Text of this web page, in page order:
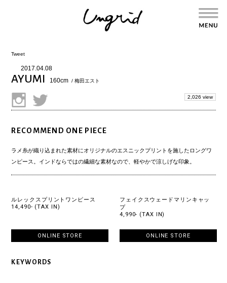
Tweet
2017.04.08
AYUMI 160cm / 梅田エスト
2,026 view
RECOMMEND ONE PIECE
ラメ糸が織り込まれた素材にオリジナルのエスニックプリントを施したロングワ
ンピース。インドならではの繊細な素材なので、軽やかで涼しげな印象。
ルレックスプリントワンピース
14,490- (TAX IN)
ONLINE STORE
フェイクスウェードマリンキャッ
プ
4,990- (TAX IN)
ONLINE STORE
KEYWORDS